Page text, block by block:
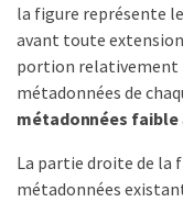
la figure représente
avant toute
portion relativement
métadonnées de
métadonnées faible
La partie droite de la
métadonnées